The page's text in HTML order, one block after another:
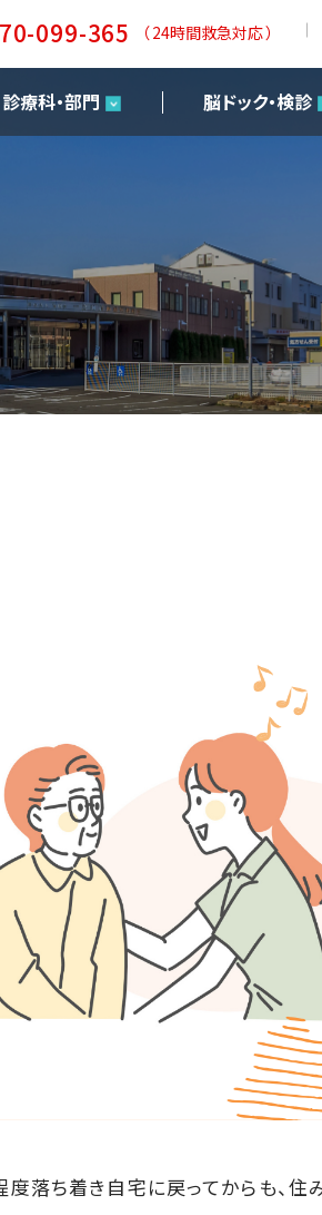
099-365 （ 24時間救急対応 ）
診療科・部門 脳ドック・検診
落ち着き自宅に戻ってからも、住